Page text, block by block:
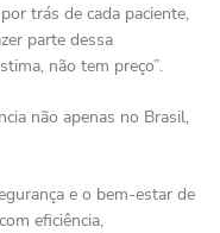
trás de cada paciente,
parte dessa
não tem preço”.
não apenas no Brasil,
e o bem-estar de
eficiência,